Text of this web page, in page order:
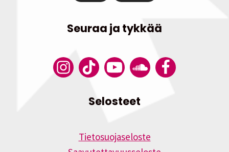
Seuraa ja tykkää
Selosteet
Tietosuojaseloste